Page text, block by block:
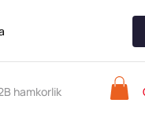
hamkorlik